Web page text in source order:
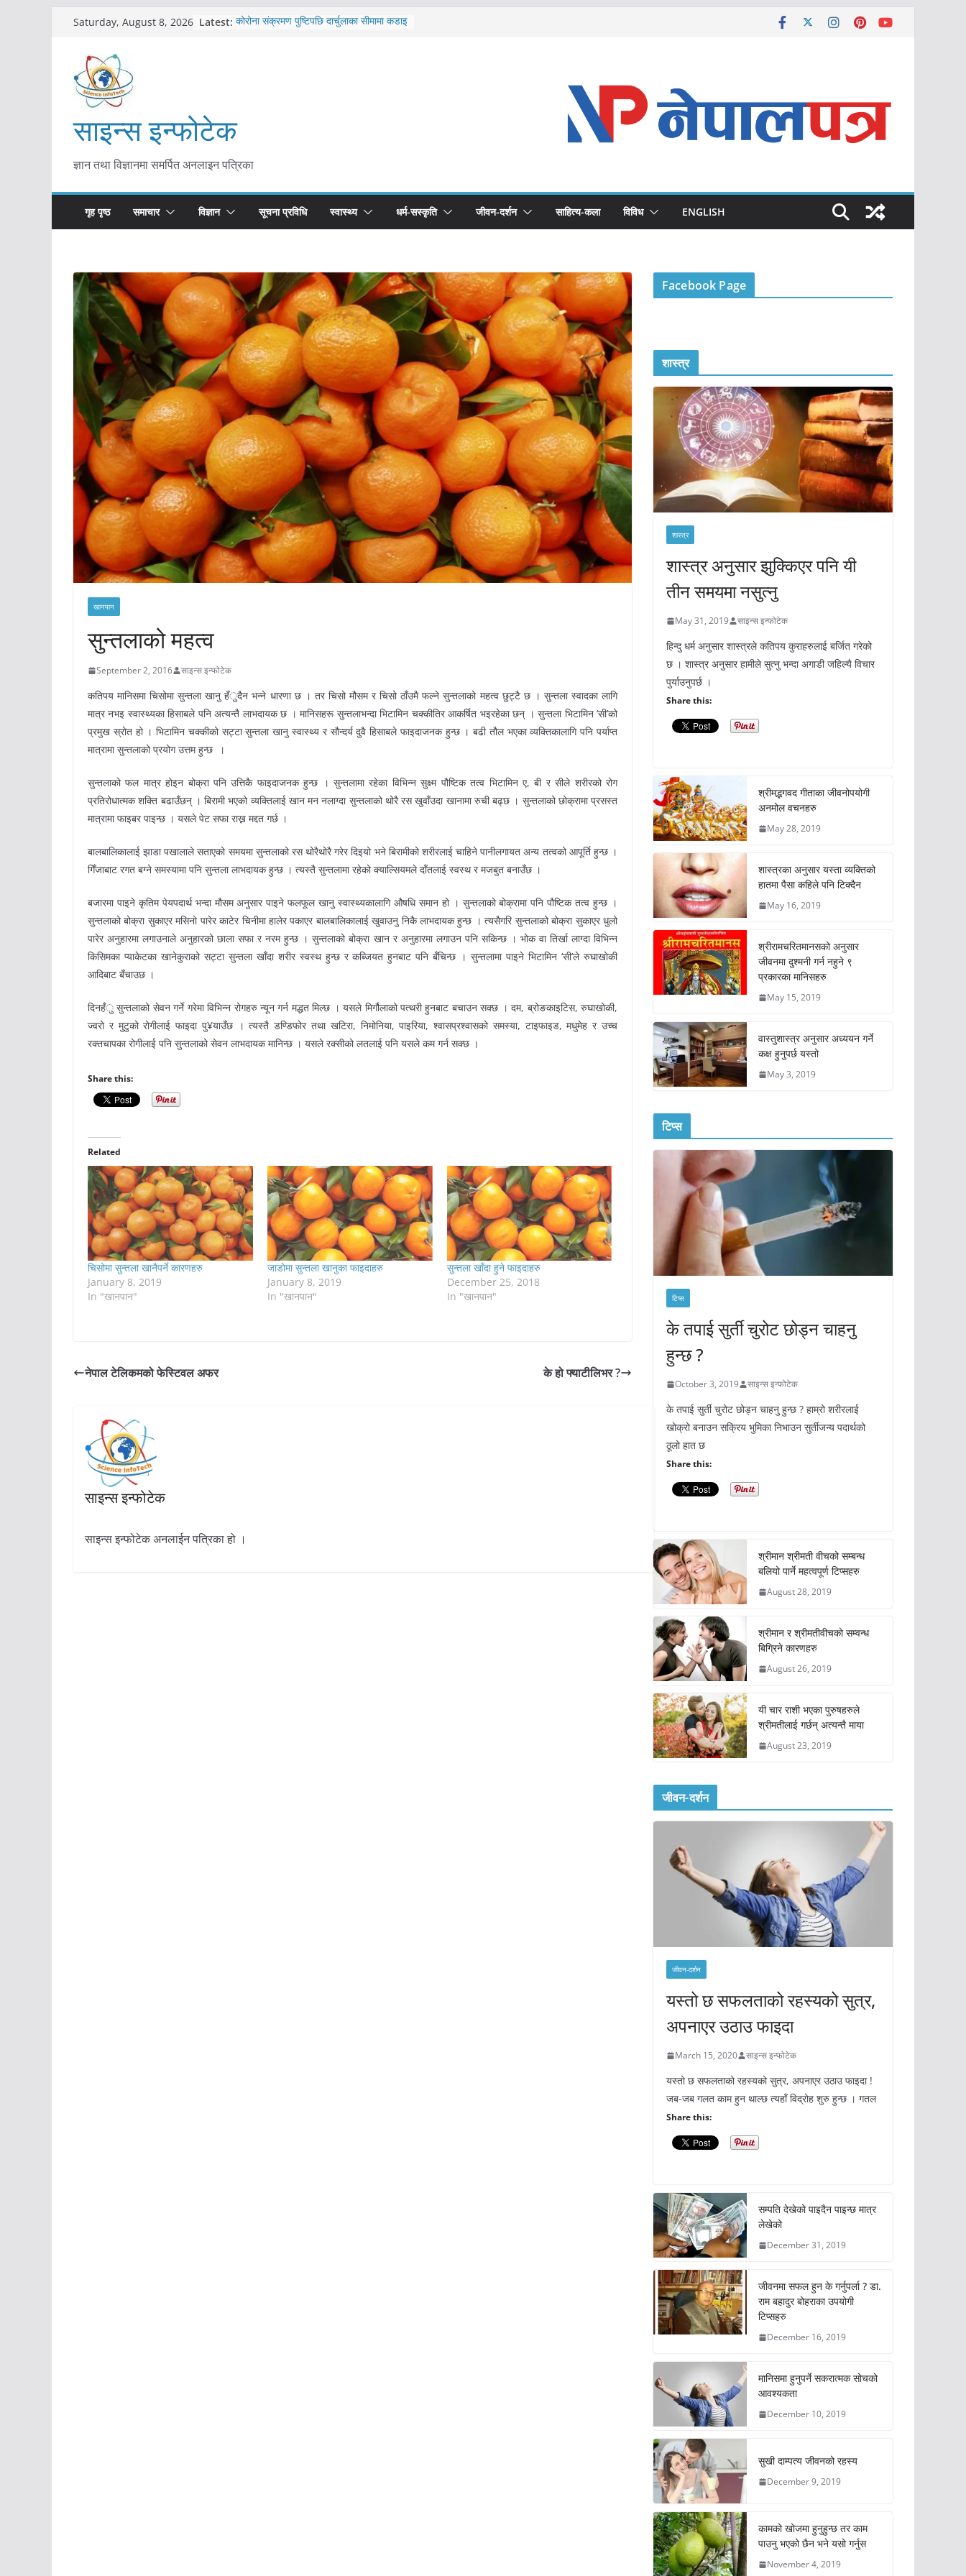
content
Saturday, August 8, 2026 Latest: कोरोना संक्रमण पुष्टिपछि दार्चुलाका सीमामा कडाइ
काभ्रेपलाञ्चोकमा आयुर्वेद स्वास्थ्योपचारतर्फ
साइन्स इन्फोटेक
ज्ञान तथा विज्ञानमा समर्पित अनलाइन पत्रिका
गृह पृष्ठ समाचार विज्ञान सूचना प्रविधि स्वास्थ्य धर्म-सस्कृति जीवन-दर्शन साहित्य-कला विविध ENGLISH
खानपान
सुन्तलाको महत्व
September 2, 2016 साइन्स इन्फोटेक
कतिपय मानिसमा चिसोमा सुन्तला खानु हँुदैन भन्ने धारणा छ । तर चिसो मौसम र चिसो ठाँउमै फल्ने सुन्तलाको महत्व छुट्टै छ । सुन्तला स्वादका लागि
मात्र नभइ स्वास्थ्यका हिसाबले पनि अत्यन्तै लाभदायक छ । मानिसहरू सुन्तलाभन्दा भिटामिन चक्कीतिर आकर्षित भइरहेका छन् । सुन्तला भिटामिन ‘सी’को
प्रमुख स्रोत हो । भिटामिन चक्कीको सट्टा सुन्तला खानु स्वास्थ्य र सौन्दर्य दुवै हिसाबले फाइदाजनक हुन्छ । बढी तौल भएका व्यक्तिकालागि पनि पर्याप्त
मात्रामा सुन्तलाको प्रयोग उत्तम हुन्छ ।
सुन्तलाको फल मात्र होइन बोक्रा पनि उत्तिकै फाइदाजनक हुन्छ । सुन्तलामा रहेका विभिन्न सुक्ष्म पौष्टिक तत्व भिटामिन ए, बी र सीले शरीरको रोग
प्रतिरोधात्मक शक्ति बढाउँछन् । बिरामी भएको व्यक्तिलाई खान मन नलाग्दा सुन्तलाको थोरै रस खुवाँउदा खानामा रुची बढ्छ । सुन्तलाको छोक्रामा प्रसस्त
मात्रामा फाइबर पाइन्छ । यसले पेट सफा राख्न मद्दत गर्छ ।
बालबालिकालाई झाडा पखालाले सताएको समयमा सुन्तलाको रस थोरैथोरै गरेर दिइयो भने बिरामीको शरीरलाई चाहिने पानीलगायत अन्य तत्वको आपूर्ति हुन्छ ।
गिँजाबाट रगत बग्ने समस्यामा पनि सुन्तला लाभदायक हुन्छ । त्यस्तै सुन्तलामा रहेको क्याल्सियमले दाँतलाई स्वस्थ र मजबुत बनाउँछ ।
बजारमा पाइने कृतिम पेयपदार्थ भन्दा मौसम अनुसार पाइने फलफूल खानु स्वास्थ्यकालागि औषधि समान हो । सुन्तलाको बोक्रामा पनि पौष्टिक तत्व हुन्छ ।
सुन्तलाको बोक्रा सुकाएर मसिनो पारेर काटेर चिनीमा हालेर पकाएर बालबालिकालाई खुवाउनु निकै लाभदायक हुन्छ । त्यसैगरि सुन्तलाको बोक्रा सुकाएर धुलो
पारेर अनुहारमा लगाउनाले अनुहारको छाला सफा र नरम हुन्छ । सुन्तलाको बोक्रा खान र अनुहारमा लगाउन पनि सकिन्छ । भोक वा तिर्खा लाग्दा विभिन्न
किसिमका प्याकेटका खानेकुराको सट्टा सुन्तला खाँदा शरीर स्वस्थ हुन्छ र कब्जियत हुनबाट पनि बँचिन्छ । सुन्तलामा पाइने भिटामिन ‘सी’ले रुघाखोकी
आदिबाट बँचाउछ ।
दिनहँु सुन्तलाको सेवन गर्ने गरेमा विभिन्न रोगहरु न्यून गर्न मद्धत मिल्छ । यसले मिर्गौलाको पत्थरी हुनबाट बचाउन सक्छ । दम, ब्रोङकाइटिस, रुघाखोकी,
ज्वरो र मुटुको रोगीलाई फाइदा पु¥याउँछ । त्यस्तै डण्डिफोर तथा खटिरा, निमोनिया, पाइरिया, श्वासप्रश्वासको समस्या, टाइफाइड, मधुमेह र उच्च
रक्तचापका रोगीलाई पनि सुन्तलाको सेवन लाभदायक मानिन्छ । यसले रक्सीको लतलाई पनि यसले कम गर्न सक्छ ।
Share this:
Related
चिसोमा सुन्तला खानैपर्ने कारणहरु
January 8, 2019
In "खानपान"
जाडोमा सुन्तला खानुका फाइदाहरु
January 8, 2019
In "खानपान"
सुन्तला खाँदा हुने फाइदाहरु
December 25, 2018
In "खानपान"
नेपाल टेलिकमको फेस्टिवल अफर के हो फ्याटीलिभर ?
साइन्स इन्फोटेक
साइन्स इन्फोटेक अनलाईन पत्रिका हो ।
Facebook Page
शास्त्र
शास्त्र
शास्त्र अनुसार झुक्किएर पनि यी
तीन समयमा नसुत्नु
May 31, 2019 साइन्स इन्फोटेक
हिन्दु धर्म अनुसार शास्त्रले कतिपय कुराहरुलाई बर्जित गरेको
छ । शास्त्र अनुसार हामीले सुत्नु भन्दा अगाडी जहिल्यै विचार
पुर्याउनुपर्छ ।
Share this:
श्रीमद्भगवद गीताका जीवनोपयोगी
अनमोल वचनहरु
May 28, 2019
शास्त्रका अनुसार यस्ता व्यक्तिको
हातमा पैसा कहिले पनि टिक्दैन
May 16, 2019
श्रीरामचरितमानसको अनुसार
जीवनमा दुश्मनी गर्न नहुने ९
प्रकारका मानिसहरु
May 15, 2019
वास्तुशास्त्र अनुसार अध्ययन गर्ने
कक्ष हुनुपर्छ यस्तो
May 3, 2019
टिप्स
टिप्स
के तपाई सुर्ती चुरोट छोड्न चाहनु
हुन्छ ?
October 3, 2019 साइन्स इन्फोटेक
के तपाई सुर्ती चुरोट छोड्न चाहनु हुन्छ ? हाम्रो शरीरलाई
खोक्रो बनाउन सक्रिय भुमिका निभाउन सुर्तीजन्य पदार्थको
ठूलो हात छ
Share this:
श्रीमान श्रीमती वीचको सम्बन्ध
बलियो पार्ने महत्वपूर्ण टिप्सहरु
August 28, 2019
श्रीमान र श्रीमतीवीचको सम्वन्ध
बिग्रिने कारणहरु
August 26, 2019
यी चार राशी भएका पुरुषहरुले
श्रीमतीलाई गर्छन् अत्यन्तै माया
August 23, 2019
जीवन-दर्शन
जीवन-दर्शन
यस्तो छ सफलताको रहस्यको सुत्र,
अपनाएर उठाउ फाइदा
March 15, 2020 साइन्स इन्फोटेक
यस्तो छ सफलताको रहस्यको सुत्र, अपनाएर उठाउ फाइदा !
जब-जब गलत काम हुन थाल्छ त्यहाँ विद्रोह शुरु हुन्छ । गतल
Share this:
सम्पति देखेको पाइदैन पाइन्छ मात्र
लेखेको
December 31, 2019
जीवनमा सफल हुन के गर्नुपर्ला ? डा.
राम बहादुर बोहराका उपयोगी
टिप्सहरु
December 16, 2019
मानिसमा हुनुपर्ने सकरात्मक सोचको
आवश्यकता
December 10, 2019
सुखी दाम्पत्य जीवनको रहस्य
December 9, 2019
कामको खोजमा हुनुहुन्छ तर काम
पाउनु भएको छैन भने यसो गर्नुस
November 4, 2019